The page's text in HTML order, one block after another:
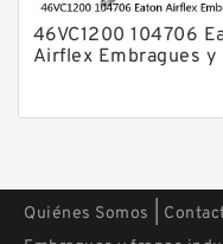
46VC1200 104706
Airflex Embragues y
Quiénes Somos